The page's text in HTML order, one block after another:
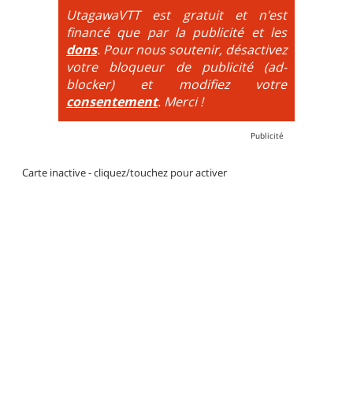
tout suspendu et protections du corps obligatoires.
UtagawaVTT est gratuit et n'est
financé que par la publicité et les
dons. Pour nous soutenir, désactivez
votre bloqueur de publicité (ad-
blocker) et modifiez votre
consentement. Merci !